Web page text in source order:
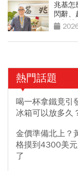
兆基怎
閃辭
最新聲
熱門話題
喝一杯拿鐵竟引
冰箱可以放多久
金價準備北上？
格摸到4300美
了